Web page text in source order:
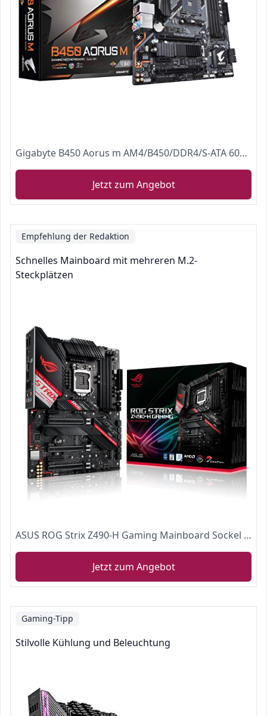
Gigabyte B450 Aorus m AM4/B450/DDR4/S-ATA 600/Micro ATX Sockel - Schwarz
Jetzt zum Angebot
Empfehlung der Redaktion
Schnelles Mainboard mit mehreren M.2-
Steckplätzen
ASUS ROG Strix Z490-H Gaming Mainboard Sockel 1200 (ATX, Intel Z490, USB 3.2 Gen 2, HDMI 1.4, AI Overclocking, 2x PCIe M.2- Steckplätze, Aura Sync)
Jetzt zum Angebot
Gaming-Tipp
Stilvolle Kühlung und Beleuchtung